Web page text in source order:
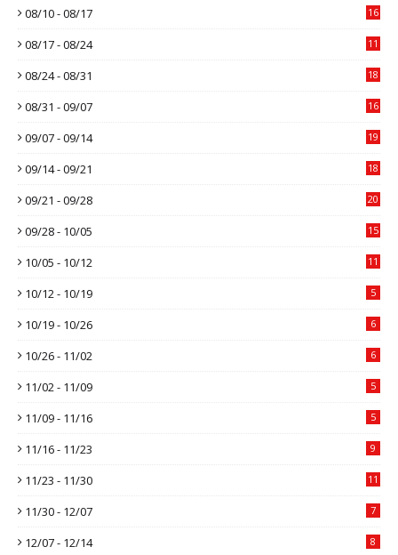
08/10 - 08/17 16
08/17 - 08/24 11
08/24 - 08/31 18
08/31 - 09/07 16
09/07 - 09/14 19
09/14 - 09/21 18
09/21 - 09/28 20
09/28 - 10/05 15
10/05 - 10/12 11
10/12 - 10/19 5
10/19 - 10/26 6
10/26 - 11/02 6
11/02 - 11/09 5
11/09 - 11/16 5
11/16 - 11/23 9
11/23 - 11/30 11
11/30 - 12/07 7
12/07 - 12/14 8